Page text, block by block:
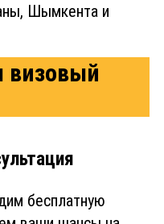
Шымкента и
визовый
бесплатную